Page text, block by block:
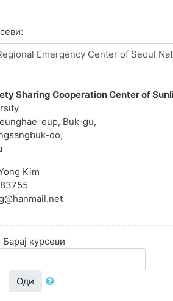
Sharing Cooperation Center of
eup, Buk-gu,
do,
Kim
Барај курсеви
Оди